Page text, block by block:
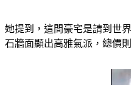
她提到，這間豪宅是請到世
石牆面顯出高雅氣派，總價